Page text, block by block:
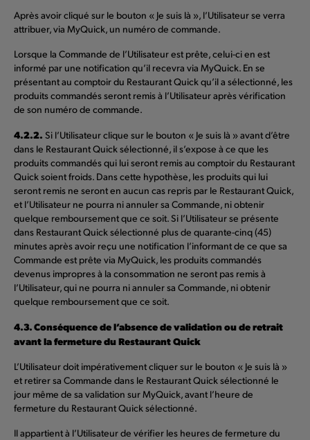
Après avoir cliqué sur le bouton « Je suis là », l’Utilisateur se verra
attribuer, via MyQuick, un numéro de commande.
Lorsque la Commande de l’Utilisateur est prête, celui-ci en est
informé par une notification qu’il recevra via MyQuick. En se
présentant au comptoir du Restaurant Quick qu’il a sélectionné, les
produits commandés seront remis à l’Utilisateur après vérification
de son numéro de commande.
4.2.2. Si l’Utilisateur clique sur le bouton « Je suis là » avant d’être
dans le Restaurant Quick sélectionné, il s’expose à ce que les
produits commandés qui lui seront remis au comptoir du Restaurant
Quick soient froids. Dans cette hypothèse, les produits qui lui
seront remis ne seront en aucun cas repris par le Restaurant Quick,
et l’Utilisateur ne pourra ni annuler sa Commande, ni obtenir
quelque remboursement que ce soit. Si l’Utilisateur se présente
dans Restaurant Quick sélectionné plus de quarante-cinq (45)
minutes après avoir reçu une notification l’informant de ce que sa
Commande est prête via MyQuick, les produits commandés
devenus impropres à la consommation ne seront pas remis à
l’Utilisateur, qui ne pourra ni annuler sa Commande, ni obtenir
quelque remboursement que ce soit.
4.3. Conséquence de l’absence de validation ou de retrait
avant la fermeture du Restaurant Quick
L’Utilisateur doit impérativement cliquer sur le bouton « Je suis là »
et retirer sa Commande dans le Restaurant Quick sélectionné le
jour même de sa validation sur MyQuick, avant l’heure de
fermeture du Restaurant Quick sélectionné.
Il appartient à l’Utilisateur de vérifier les heures de fermeture du